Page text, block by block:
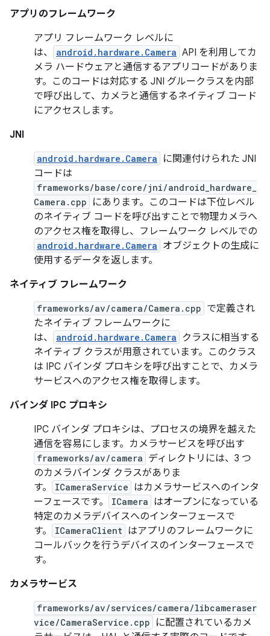
アプリのフレームワーク
アプリ フレームワーク レベルに
は、
android.hardware.Camera API を利用してカ
メラ ハードウェアと通信するアプリコードがありま
す。このコードは対応する JNI グルークラスを内部
で呼び出して、カメラと通信するネイティブ コード
にアクセスします。
JNI
android.hardware.Camera
に関連付けられた JNI
コードは
frameworks/base/core/jni/android_hardware_
Camera.cpp
にあります。このコードは下位レベル
のネイティブ コードを呼び出すことで物理カメラへ
のアクセス権を取得し、フレームワーク レベルでの
android.hardware.Camera オブジェクトの生成に
使用するデータを返します。
ネイティブ フレームワーク
frameworks/av/camera/Camera.cpp で定義され
たネイティブ フレームワークに
は、
android.hardware.Camera
クラスに相当する
ネイティブ クラスが用意されています。このクラス
は IPC バインダ プロキシを呼び出すことで、カメラ
サービスへのアクセス権を取得します。
バインダ IPC プロキシ
IPC バインダ プロキシは、プロセスの境界を越えた
通信を容易にします。カメラサービスを呼び出す
frameworks/av/camera ディレクトリには、3 つ
のカメラバインダ クラスがありま
す。
ICameraService はカメラサービスへのインタ
ーフェースです。
ICamera はオープンになっている
特定のカメラデバイスへのインターフェースで
す。
ICameraClient はアプリのフレームワークに
コールバックを行うデバイスのインターフェースで
す。
カメラサービス
frameworks/av/services/camera/libcameraser
vice/CameraService.cpp
に配置されているカメ